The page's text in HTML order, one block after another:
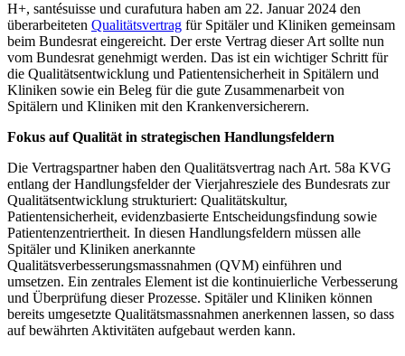
H+, santésuisse und curafutura haben am 22. Januar 2024 den
überarbeiteten Qualitätsvertrag für Spitäler und Kliniken gemeinsam
beim Bundesrat eingereicht. Der erste Vertrag dieser Art sollte nun
vom Bundesrat genehmigt werden. Das ist ein wichtiger Schritt für
die Qualitätsentwicklung und Patientensicherheit in Spitälern und
Kliniken sowie ein Beleg für die gute Zusammenarbeit von
Spitälern und Kliniken mit den Krankenversicherern.
Fokus auf Qualität in strategischen Handlungsfeldern
Die Vertragspartner haben den Qualitätsvertrag nach Art. 58a KVG
entlang der Handlungsfelder der Vierjahresziele des Bundesrats zur
Qualitätsentwicklung strukturiert: Qualitätskultur,
Patientensicherheit, evidenzbasierte Entscheidungsfindung sowie
Patientenzentriertheit. In diesen Handlungsfeldern müssen alle
Spitäler und Kliniken anerkannte
Qualitätsverbesserungsmassnahmen (QVM) einführen und
umsetzen. Ein zentrales Element ist die kontinuierliche Verbesserung
und Überprüfung dieser Prozesse. Spitäler und Kliniken können
bereits umgesetzte Qualitätsmassnahmen anerkennen lassen, so dass
auf bewährten Aktivitäten aufgebaut werden kann.